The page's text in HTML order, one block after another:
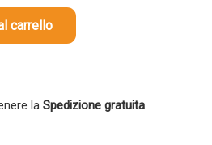
carrello
la Spedizione gratuita